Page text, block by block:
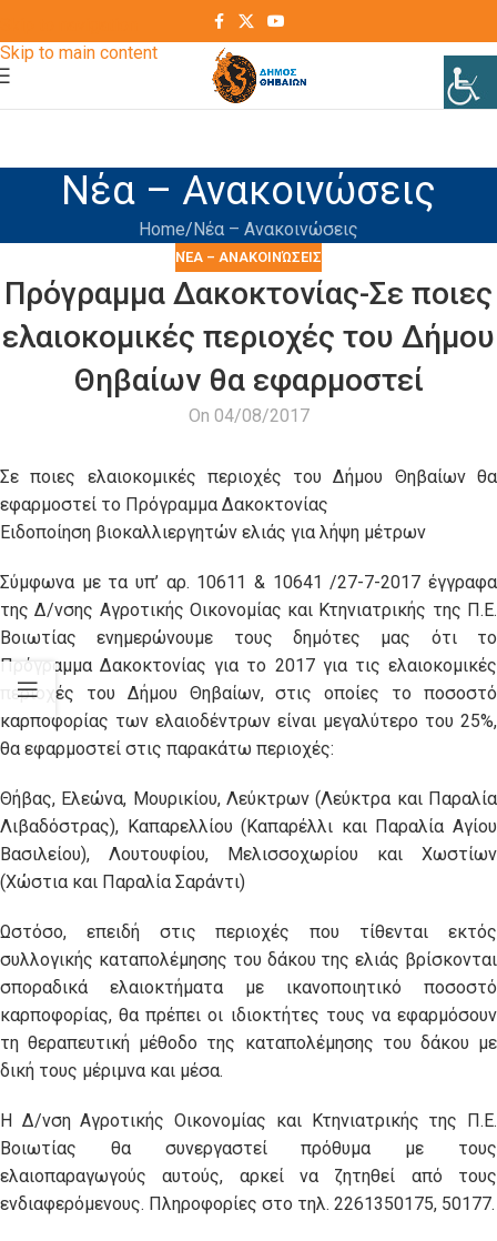
Skip to main content
Νέα – Ανακοινώσεις
Home Νέα – Ανακοινώσεις
ΝΈΑ – ΑΝΑΚΟΙΝΏΣΕΙΣ
Πρόγραμμα Δακοκτονίας-Σε ποιες
ελαιοκομικές περιοχές του Δήμου
Θηβαίων θα εφαρμοστεί
On 04/08/2017
Σε ποιες ελαιοκομικές περιοχές του Δήμου Θηβαίων θα
εφαρμοστεί το Πρόγραμμα Δακοκτονίας
Ειδοποίηση βιοκαλλιεργητών ελιάς για λήψη μέτρων
Σύμφωνα με τα υπ’ αρ. 10611 & 10641 /27-7-2017 έγγραφα
της Δ/νσης Αγροτικής Οικονομίας και Κτηνιατρικής της Π.Ε.
Βοιωτίας ενημερώνουμε τους δημότες μας ότι το
Πρόγραμμα Δακοκτονίας για το 2017 για τις ελαιοκομικές
περιοχές του Δήμου Θηβαίων, στις οποίες το ποσοστό
καρποφορίας των ελαιοδέντρων είναι μεγαλύτερο του 25%,
θα εφαρμοστεί στις παρακάτω περιοχές:
Θήβας, Ελεώνα, Μουρικίου, Λεύκτρων (Λεύκτρα και Παραλία
Λιβαδόστρας), Καπαρελλίου (Καπαρέλλι και Παραλία Αγίου
Βασιλείου), Λουτουφίου, Μελισσοχωρίου και Χωστίων
(Χώστια και Παραλία Σαράντι)
Ωστόσο, επειδή στις περιοχές που τίθενται εκτός
συλλογικής καταπολέμησης του δάκου της ελιάς βρίσκονται
σποραδικά ελαιοκτήματα με ικανοποιητικό ποσοστό
καρποφορίας, θα πρέπει οι ιδιοκτήτες τους να εφαρμόσουν
τη θεραπευτική μέθοδο της καταπολέμησης του δάκου με
δική τους μέριμνα και μέσα.
Η Δ/νση Αγροτικής Οικονομίας και Κτηνιατρικής της Π.Ε.
Βοιωτίας θα συνεργαστεί πρόθυμα με τους
ελαιοπαραγωγούς αυτούς, αρκεί να ζητηθεί από τους
ενδιαφερόμενους. Πληροφορίες στο τηλ. 2261350175, 50177.